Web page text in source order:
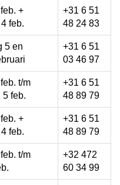
+
feb.
+31 6 51
48 24 83
5 en
+31 6 51
03 46 97
t/m
5 feb.
+31 6 51
48 89 79
+
feb.
+31 6 51
48 89 79
t/m
+32 472
60 34 99